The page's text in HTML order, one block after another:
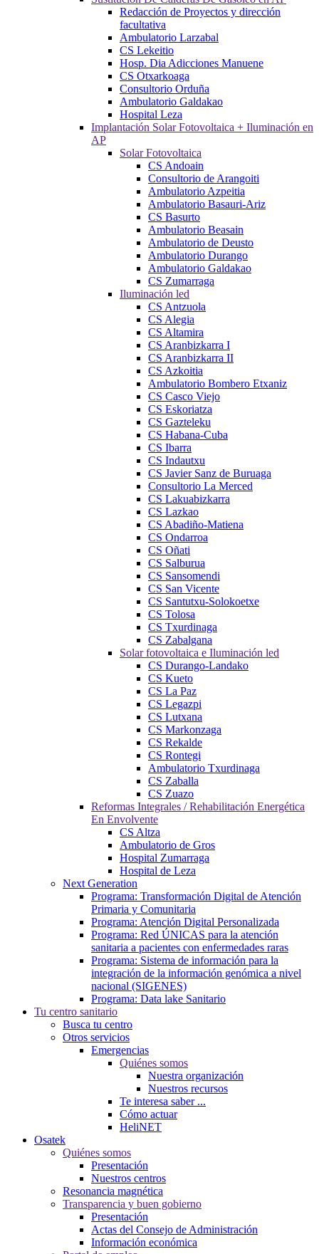
Redacción de Proyectos y dirección
facultativa
Ambulatorio Larzabal
CS Lekeitio
Hosp. Dia Adicciones Manuene
CS Otxarkoaga
Consultorio Orduña
Ambulatorio Galdakao
Hospital Leza
Implantación Solar Fotovoltaica + Iluminación en
AP
Solar Fotovoltaica
CS Andoain
Consultorio de Arangoiti
Ambulatorio Azpeitia
Ambulatorio Basauri-Ariz
CS Basurto
Ambulatorio Beasain
Ambulatorio de Deusto
Ambulatorio Durango
Ambulatorio Galdakao
CS Zumarraga
Iluminación led
CS Antzuola
CS Alegia
CS Altamira
CS Aranbizkarra I
CS Aranbizkarra II
CS Azkoitia
Ambulatorio Bombero Etxaniz
CS Casco Viejo
CS Eskoriatza
CS Gazteleku
CS Habana-Cuba
CS Ibarra
CS Indautxu
CS Javier Sanz de Buruaga
Consultorio La Merced
CS Lakuabizkarra
CS Lazkao
CS Abadiño-Matiena
CS Ondarroa
CS Oñati
CS Salburua
CS Sansomendi
CS San Vicente
CS Santutxu-Solokoetxe
CS Tolosa
CS Txurdinaga
CS Zabalgana
Solar fotovoltaica e Iluminación led
CS Durango-Landako
CS Kueto
CS La Paz
CS Legazpi
CS Lutxana
CS Markonzaga
CS Rekalde
CS Rontegi
Ambulatorio Txurdinaga
CS Zaballa
CS Zuazo
Reformas Integrales / Rehabilitación Energética
En Envolvente
CS Altza
Ambulatorio de Gros
Hospital Zumarraga
Hospital de Leza
Next Generation
Programa: Transformación Digital de Atención
Primaria y Comunitaria
Programa: Atención Digital Personalizada
Programa: Red ÚNICAS para la atención
sanitaria a pacientes con enfermedades raras
Programa: Sistema de información para la
integración de la información genómica a nivel
nacional (SIGENES)
Programa: Data lake Sanitario
Tu centro sanitario
Busca tu centro
Otros servicios
Emergencias
Quiénes somos
Nuestra organización
Nuestros recursos
Te interesa saber ...
Cómo actuar
HeliNET
Osatek
Quiénes somos
Presentación
Nuestros centros
Resonancia magnética
Transparencia y buen gobierno
Presentación
Actas del Consejo de Administración
Información económica